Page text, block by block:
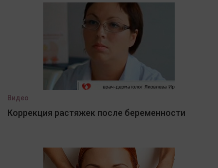
Видео
Коррекция растяжек после беременности